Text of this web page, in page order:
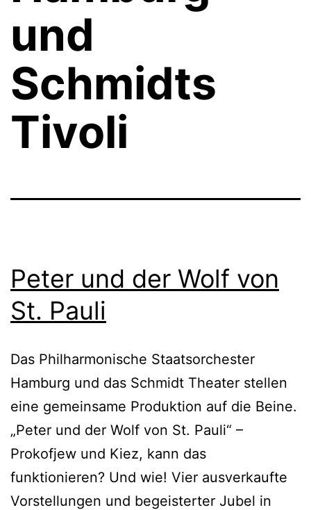
und
Schmidts
Tivoli
Peter und der Wolf von
St. Pauli
Das Philharmonische Staatsorchester
Hamburg und das Schmidt Theater stellen
eine gemeinsame Produktion auf die Beine.
„Peter und der Wolf von St. Pauli“ –
Prokofjew und Kiez, kann das
funktionieren? Und wie! Vier ausverkaufte
Vorstellungen und begeisterter Jubel in